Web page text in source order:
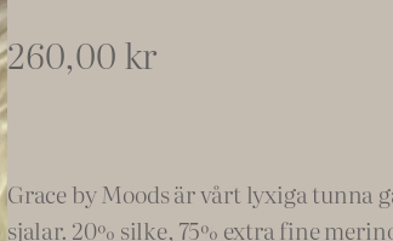
260,00kr
Grace by Moods är vårt lyxiga
sjalar. 20% silke, 75% extra fine